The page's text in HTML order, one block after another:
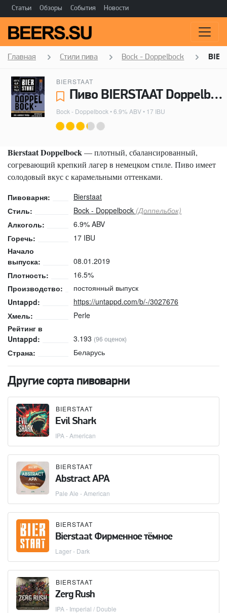
Статьи Обзоры События Новости
Главная Стили пива Bock - Doppelbock
BIERSTAAT
Пиво BIERSTAAT Doppelbock - Bierstaat
Bock - Doppelbock • 6.9% ABV • 17 IBU
Bierstaat Doppelbock— плотный, сбалансированный,
согревающий крепкий лагер в немецком стиле. Пиво имеет
солодовый вкус с карамельными оттенками.
Пивоварня:
Bierstaat
Стиль:
Bock - Doppelbock (Доппельбок)
Алкоголь:
6.9% ABV
Горечь:
17 IBU
Начало
выпуска:
08.01.2019
Плотность:
16.5%
Производство:
постоянный выпуск
Untappd:
https://untappd.com/b/-/3027676
Хмель:
Perle
Рейтинг в
Untappd:
3.193 (96 оценок)
Страна: Беларусь
Другие сорта пивоварни
BIERSTAAT
Evil Shark
IPA - American
BIERSTAAT
Abstract APA
Pale Ale - American
BIERSTAAT
Bierstaat Фирменное тёмное
Lager - Dark
BIERSTAAT
Zerg Rush
IPA - Imperial / Double